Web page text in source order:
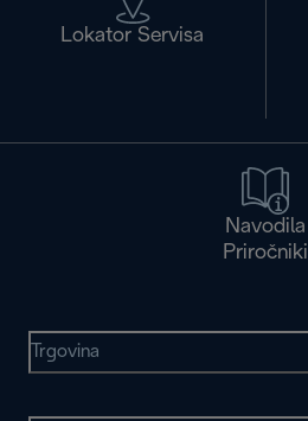
Lokator Servisa
Navodila
Priročniki
Trgovina